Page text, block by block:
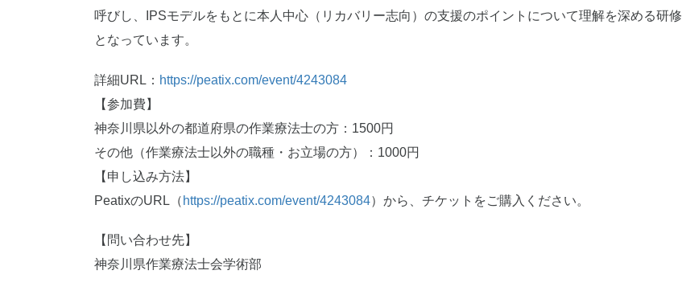
呼びし、IPSモデルをもとに本人中心（リカバリー志向）の支援のポイントについて理解を深める研修
となっています。
詳細URL： https://peatix.com/event/4243084
【参加費】
神奈川県以外の都道府県の作業療法士の方：1500円
その他（作業療法士以外の職種・お立場の方）：1000円
【申し込み方法】
PeatixのURL（ https://peatix.com/event/4243084）から、チケットをご購入ください。
【問い合わせ先】
神奈川県作業療法士会学術部